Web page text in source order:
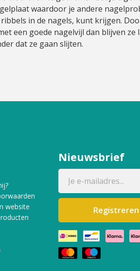
waardoor je andere
in de nagels, kunt krijgen.
een goede nagelvijl dan blijven ze
dat ze gaan slijten.
website
Nieuwsbrief
Registreren